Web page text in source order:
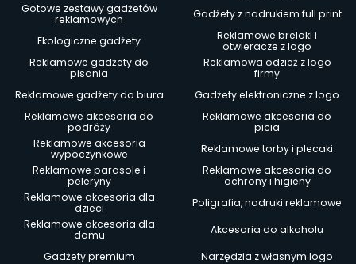
Gotowe zestawy gadżetów
reklamowych
Gadżety z nadrukiem full print
Ekologiczne gadżety
Reklamowe breloki i
otwieracze z logo
Reklamowe gadżety do
pisania
Reklamowa odzież z logo
firmy
Reklamowe gadżety do biura
Gadżety elektroniczne z logo
Reklamowe akcesoria do
podróży
Reklamowe akcesoria do
picia
Reklamowe akcesoria
wypoczynkowe
Reklamowe torby i plecaki
Reklamowe parasole i
peleryny
Reklamowe akcesoria do
ochrony i higieny
Reklamowe akcesoria dla
dzieci
Poligrafia, nadruki reklamowe
Reklamowe akcesoria dla
domu
Akcesoria do alkoholu
Gadżety premium
Narzędzia z własnym logo